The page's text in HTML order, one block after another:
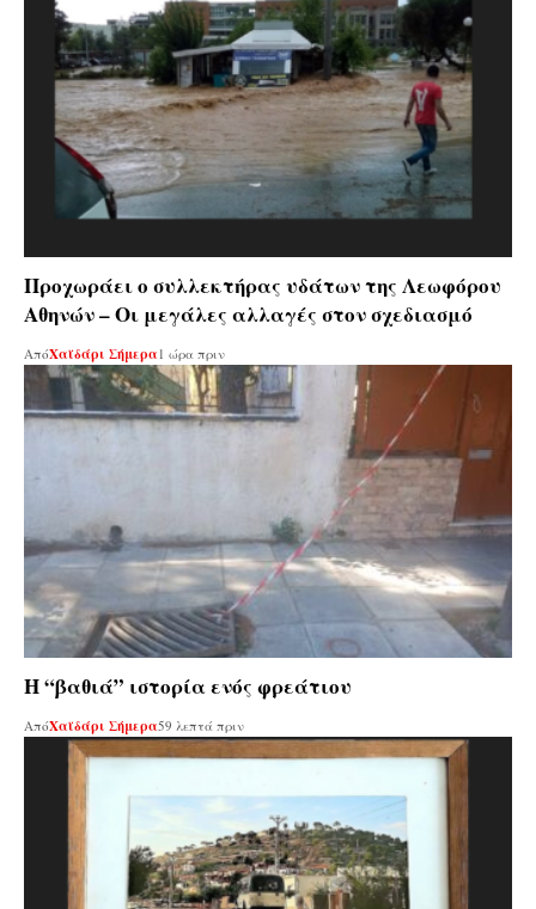
Προχωράει ο συλλεκτήρας υδάτων της Λεωφόρου
Αθηνών – Οι μεγάλες αλλαγές στον σχεδιασμό
ΑπόΧαϊδάρι Σήμερα1 ώρα πριν
Η “βαθιά” ιστορία ενός φρεάτιου
ΑπόΧαϊδάρι Σήμερα59 λεπτά πριν